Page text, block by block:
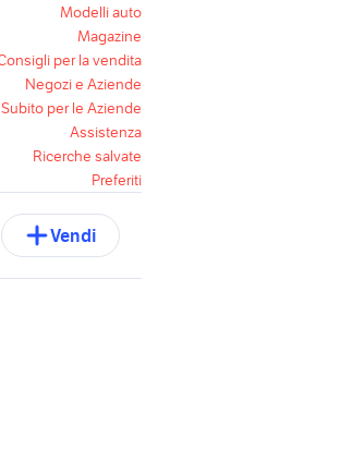
Modelli auto
Magazine
per la vendita
Negozi e Aziende
Subito per le Aziende
Assistenza
Ricerche salvate
Preferiti
Vendi